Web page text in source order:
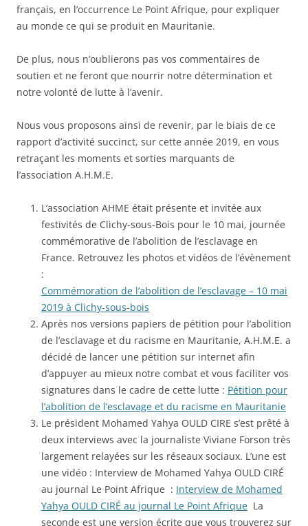
français, en l’occurrence Le Point Afrique, pour expliquer
au monde ce qui se produit en Mauritanie.
De plus, nous n’oublierons pas vos commentaires de
soutien et ne feront que nourrir notre détermination et
notre volonté de lutte à l’avenir.
Nous vous proposons ainsi de revenir, par le biais de ce
rapport d’activité succinct, sur cette année 2019, en vous
retraçant les moments et sorties marquants de
l’association A.H.M.E.
L’association AHME était présente et invitée aux
festivités de Clichy-sous-Bois pour le 10 mai, journée
commémorative de l’abolition de l’esclavage en
France. Retrouvez les photos et vidéos de l’évènement
:
Commémoration de l’abolition de l’esclavage – 10 mai
2019 à Clichy-sous-bois
Après nos versions papiers de pétition pour l’abolition
de l’esclavage et du racisme en Mauritanie, A.H.M.E. a
décidé de lancer une pétition sur internet afin
d’appuyer au mieux notre combat et vous faciliter vos
signatures dans le cadre de cette lutte : Pétition pour
l’abolition de l’esclavage et du racisme en Mauritanie
Le président Mohamed Yahya OULD CIRE s’est prêté à
deux interviews avec la journaliste Viviane Forson très
largement relayées sur les réseaux sociaux. L’une est
une vidéo : Interview de Mohamed Yahya OULD CIRÉ
au journal Le Point Afrique : Interview de Mohamed
Yahya OULD CIRÉ au journal Le Point Afrique La
seconde est une version écrite que vous trouverez sur